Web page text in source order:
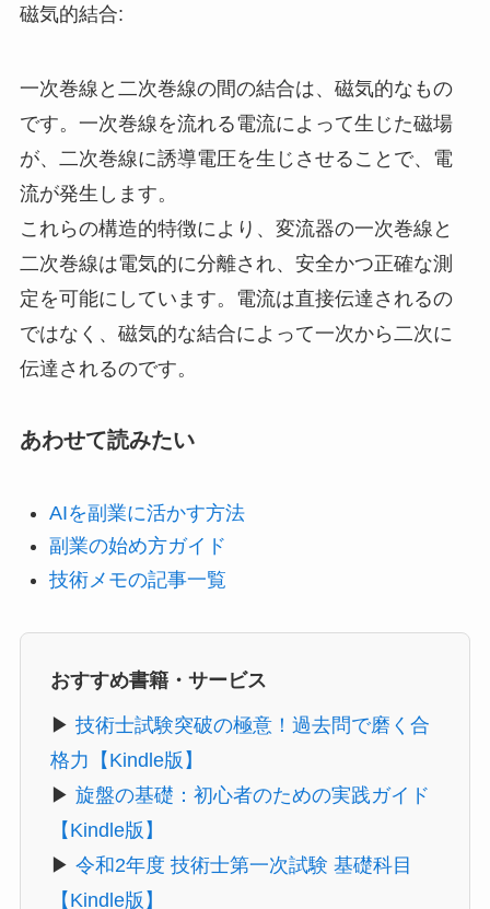
磁気的結合:
一次巻線と二次巻線の間の結合は、磁気的なもの
です。一次巻線を流れる電流によって生じた磁場
が、二次巻線に誘導電圧を生じさせることで、電
流が発生します。
これらの構造的特徴により、変流器の一次巻線と
二次巻線は電気的に分離され、安全かつ正確な測
定を可能にしています。電流は直接伝達されるの
ではなく、磁気的な結合によって一次から二次に
伝達されるのです。
あわせて読みたい
AIを副業に活かす方法
副業の始め方ガイド
技術メモの記事一覧
おすすめ書籍・サービス
▶ 技術士試験突破の極意！過去問で磨く合
格力【Kindle版】
▶ 旋盤の基礎：初心者のための実践ガイド
【Kindle版】
▶ 令和2年度 技術士第一次試験 基礎科目
【Kindle版】